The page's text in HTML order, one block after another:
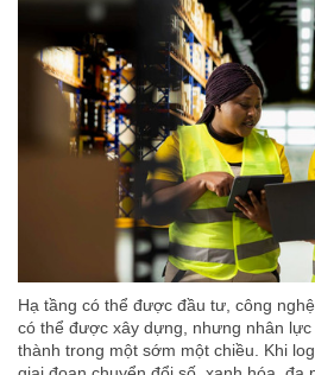
Hạ tầng có thể được đầu tư, công
có thể được xây dựng, nhưng nhân
thành trong một sớm một chiều. Khi